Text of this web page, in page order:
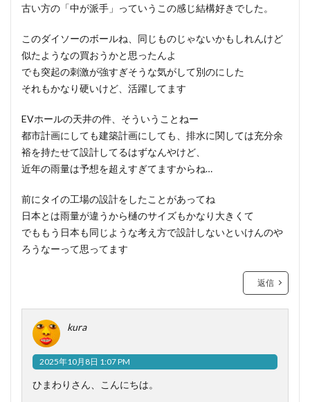
古い方の「中が派手」っていうこの感じ結構好きでした。
このダイソーのボールね、同じものじゃないかもしれんけど
似たようなの買おうかと思ったんよ
でも突起の刺激が強すぎそうな気がして別のにした
それもかなり硬いけど、活躍してます
EVホールの天井の件、そういうことねー
都市計画にしても建築計画にしても、排水に関しては充分余
裕を持たせて設計してるはずなんやけど、
近年の雨量は予想を超えすぎてますからね…
前にタイの工場の設計をしたことがあってね
日本とは雨量が違うから樋のサイズもかなり大きくて
でももう日本も同じような考え方で設計しないといけんのや
ろうなーって思ってます
返信
kura
2025年10月8日 1:07 PM
ひまわりさん、こんにちは。